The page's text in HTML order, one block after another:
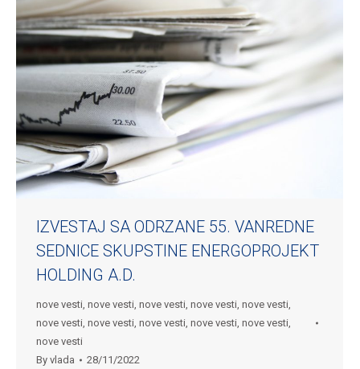
IZVESTAJ SA ODRZANE 55. VANREDNE
SEDNICE SKUPSTINE ENERGOPROJEKT
HOLDING A.D.
nove vesti, nove vesti, nove vesti, nove vesti, nove vesti,
nove vesti, nove vesti, nove vesti, nove vesti, nove vesti,
nove vesti
By vlada 28/11/2022